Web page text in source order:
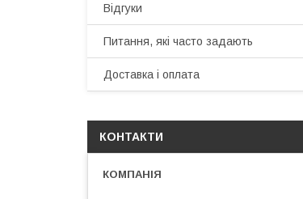
Відгуки
Питання, які часто задають
Доставка і оплата
КОНТАКТИ